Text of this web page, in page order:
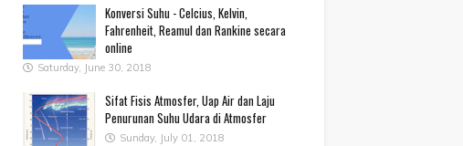
Konversi Suhu - Celcius, Kelvin,
Fahrenheit, Reamul dan Rankine secara
online
Saturday, June 30, 2018
Sifat Fisis Atmosfer, Uap Air dan Laju
Penurunan Suhu Udara di Atmosfer
Sunday, July 01, 2018